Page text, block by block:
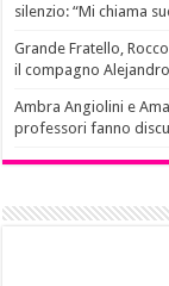
silenzio: “Mi chiama
Grande Fratello,
il compagno
Ambra Angiolini e
professori fanno